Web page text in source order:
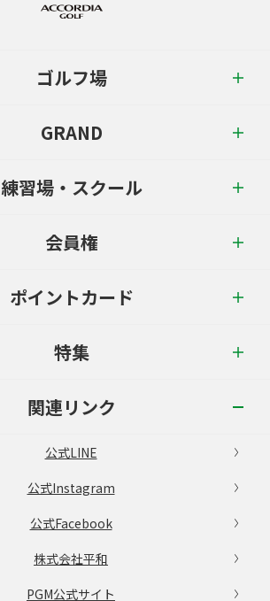
ゴルフ場
GRAND
練習場・スクール
会員権
ポイントカード
特集
関連リンク
公式LINE
公式Instagram
公式Facebook
株式会社平和
PGM公式サイト